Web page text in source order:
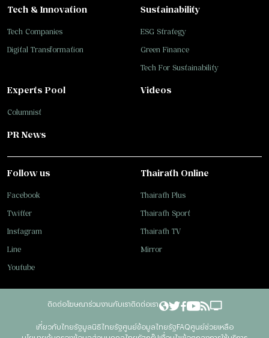
Tech & Innovation
Tech Companies
Digital Transformation
Sustainability
ESG Strategy
Green Finance
Tech For Sustainability
Experts Pool
Columnist
Videos
PR News
Follow us
Facebook
Twitter
Instagram
Line
Youtube
Thairath Online
Thairath Plus
Thairath Sport
Thairath TV
Mirror
ติดต่อโฆษณาร่วมงานกับเราติดต่อเรา
เกี่ยวกับไทยรัฐมูลนิธิไทยรัฐศูนย์ข้อมูลไทยรัฐFAQศูนย์ช่วยเหลือ